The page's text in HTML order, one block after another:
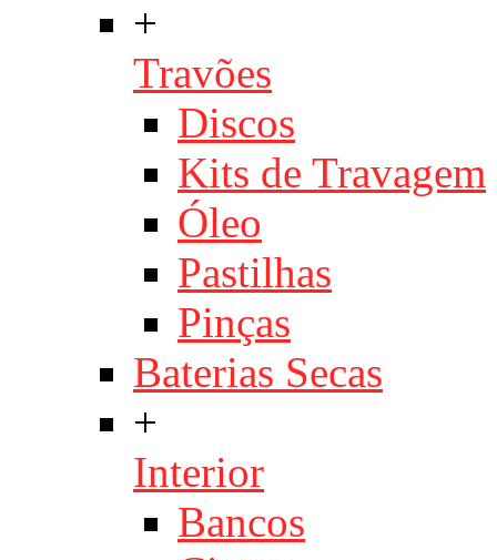
+
Travões
Discos
Kits de Travagem
Óleo
Pastilhas
Pinças
Baterias Secas
+
Interior
Bancos